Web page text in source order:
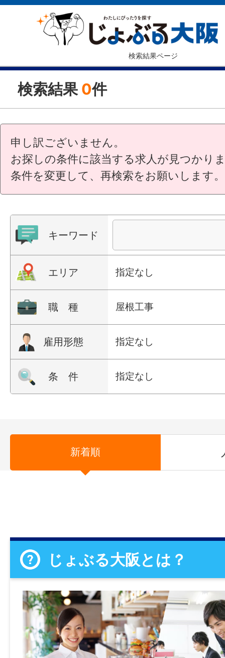
検索結果ページ
検索結果 0件
申し訳ございません。
お探しの条件に該当する求人が見つかり
条件を変更して、再検索をお願いします。
キーワード
エリア 指定なし
職 種 屋根工事
雇用形態 指定なし
条 件 指定なし
新着順
じょぶる大阪とは？